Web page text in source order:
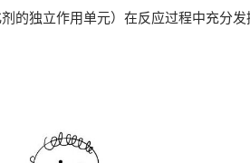
的独立作用单元）在反应过程中充分